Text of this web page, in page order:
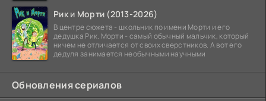
Рик и Морти (2013-2026)
В центре сюжета - школьник по имени Морти и его
дедушка Рик. Морти - самый обычный мальчик, который
ничем не отличается от своих сверстников. А вот его
дедуля занимается необычными научными
Обновления сериалов